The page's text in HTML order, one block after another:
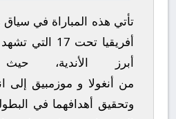
تأتي هذه المباراة في
أفريقيا تحت 17
التي
أبرز الأندية،
من أنغولا و موزمبيق إلى
وتحقيق أهدافهما في